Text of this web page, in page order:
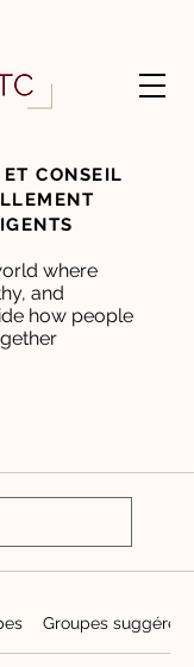
CONSEIL
where
and
how people
Groupes suggérés